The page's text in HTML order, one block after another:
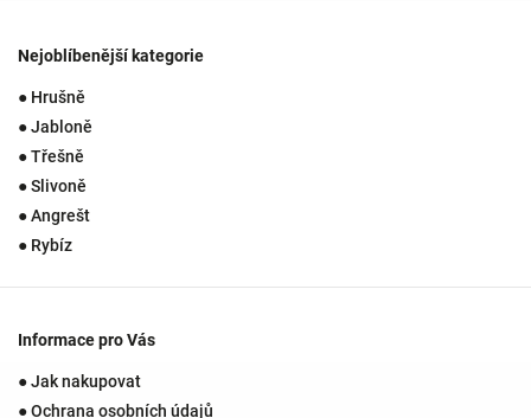
Nejoblíbenější kategorie
● Hrušně
● Jabloně
● Třešně
● Slivoně
● Angrešt
● Rybíz
Informace pro Vás
● Jak nakupovat
● Ochrana osobních údajů